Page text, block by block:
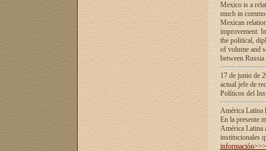
Mexico is a
much in
Mexican
improvement.
the political,
of volume and
between
17 de junio de
actual jefe de
Políticos del
América Latina
En la presente
América Latina
institucionales
información>>>